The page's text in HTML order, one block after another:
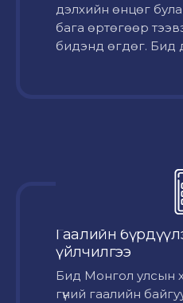
дэлхийн өнцөг
бага өртөгөөр
бидэнд өгдөг. Бид
Гаалийн
үйлчилгээ
Бид Монгол улсын
гүний гаалийн